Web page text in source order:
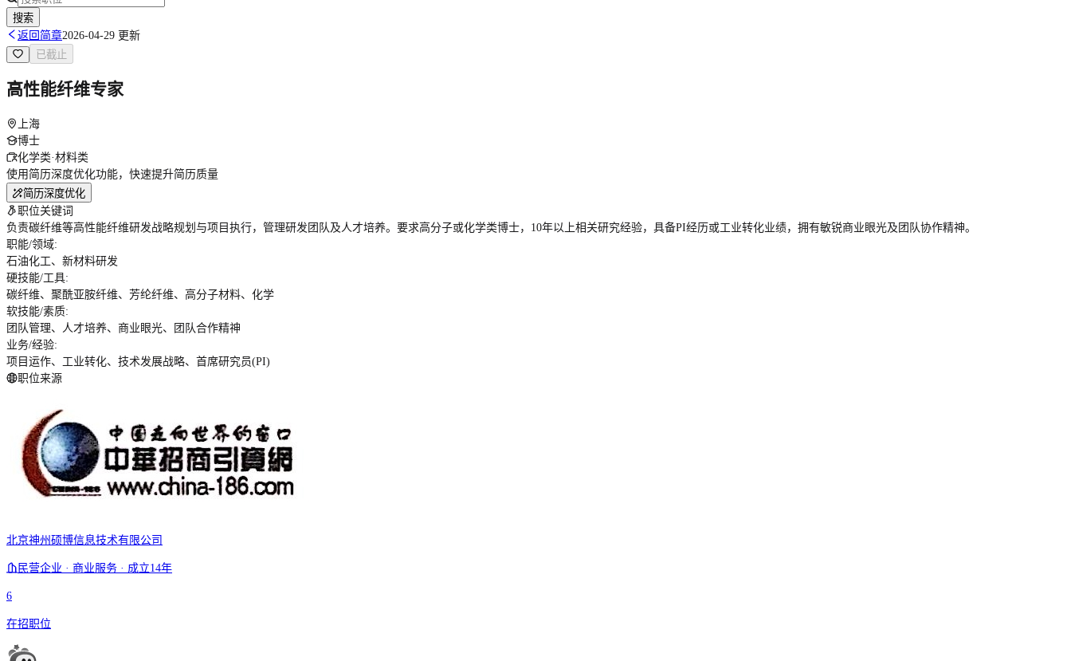
搜索
返回简章2026-04-29 更新
已截止
高性能纤维专家
上海
博士
化学类·材料类
使用简历深度优化功能，快速提升简历质量
简历深度优化
职位关键词
负责碳纤维等高性能纤维研发战略规划与项目执行，管理研发团队及人才培养。要求高分子或化学类博士，10年以上相关研究经验，具备PI经历或工业转化业绩，拥有敏锐商业眼光及团队协作精神。
职能/领域:
石油化工、新材料研发
硬技能/工具:
碳纤维、聚酰亚胺纤维、芳纶纤维、高分子材料、化学
软技能/素质:
团队管理、人才培养、商业眼光、团队合作精神
业务/经验:
项目运作、工业转化、技术发展战略、首席研究员(PI)
职位来源
北京神州硕博信息技术有限公司
民营企业 · 商业服务 · 成立14年
6
在招职位